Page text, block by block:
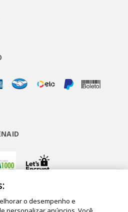
Ltda. ® 2020 - CNPJ
o desempenho e